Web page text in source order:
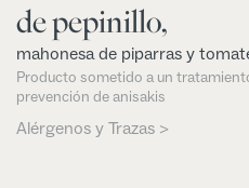
de pepinillo,
mahonesa de piparras y
Producto sometido a un
prevención de anisakis
Alérgenos y Trazas >